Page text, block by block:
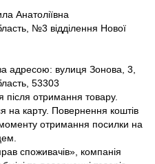
Анатоліївна
№3 відділення Нової
адресою: вулиця Зонова, 3,
53303
після отримання товару.
на карту. Повернення коштів
отримання посилки на
споживачів», компанія